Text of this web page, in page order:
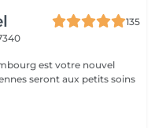
135
est votre nouvel
seront aux petits soins